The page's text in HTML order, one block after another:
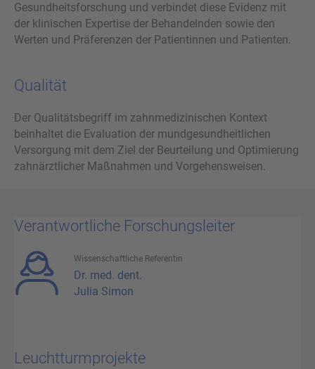
Gesundheitsforschung und verbindet diese Evidenz mit
der klinischen Expertise der Behandelnden sowie den
Werten und Präferenzen der Patientinnen und Patienten.
Qua­li­tät
Der Qualitätsbegriff im zahnmedizinischen Kontext
beinhaltet die Evaluation der mundgesundheitlichen
Versorgung mit dem Ziel der Beurteilung und Optimierung
zahnärztlicher Maßnahmen und Vorgehensweisen.
Ver­ant­wort­li­che For­schungs­lei­ter
Wis­sen­schaft­li­che Re­fe­ren­tin
Dr. med. dent.
Julia Simon
Leucht­turm­pro­jek­te